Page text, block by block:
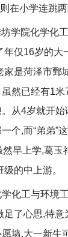
在小学连跳两
学院化学化
仅16岁的大
家是菏泽市鄄
然已经有1米
从4岁就开始
个,而“弟弟”
早上学,葛玉
的中上游。
化工与环境
足了心思,特意
墙,大一新生